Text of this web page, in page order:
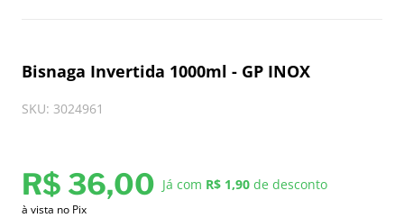
Bisnaga Invertida 1000ml - GP INOX
SKU: 3024961
R$ 36,00 Já com R$ 1,90 de desconto
à vista no Pix